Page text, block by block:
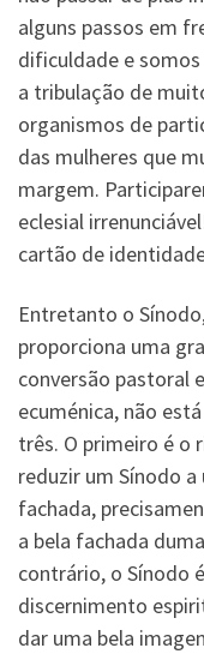
alguns passos em
dificuldade e
a tribulação de
organismos de
das mulheres que
margem.
eclesial
cartão de
Entretanto o
proporciona uma
conversão pastoral
ecuménica, não
três. O primeiro é o
reduzir um Sínodo
fachada,
a bela fachada
contrário, o Sínodo
discernimento
dar uma bela